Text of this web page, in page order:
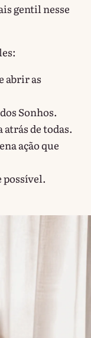
gentil nesse
abrir as
Sonhos.
de todas.
ação que
possível.